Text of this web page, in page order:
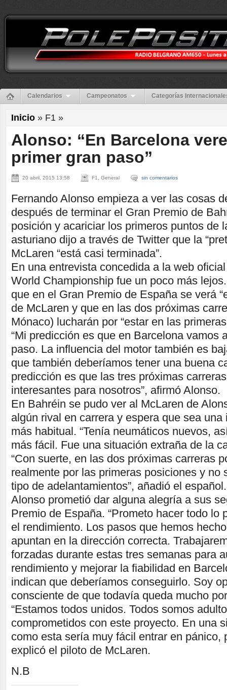
Calendarios Campeonatos Categorías
Inicio » F1 »
Alonso: “En Barcelona
primer gran paso”
20 abril, 2015 13:58 F1, General sin comentarios
Fernando Alonso empieza a ver las cosas
después de terminar el Gran Premio de
posición y acariciar los primeros puntos de
asturiano dijo a través de Twitter que la
McLaren “está casi terminada”.
En una entrevista concedida a la web
World Championship fue un poco más
que en el Gran Premio de España se verá
de McLaren y que en las dos próximas
Mónaco) lucharán por “estar en las
“Mi predicción es que en Barcelona vamos
paso. La influencia del motor también es
que también deberíamos tener una buena
predicción es que las tres próximas
interesantes para nosotros”, afirmó Alonso.
En Bahréin se pudo ver al McLaren de
algún rival en carrera y espera que sea una
más habitual. “Tenía neumáticos nuevos,
más fácil. Fue una situación extraña de la
“Con suerte, en las dos próximas carreras
realmente por las primeras posiciones y no
tipo de adelantamientos”, añadió el español.
Alonso prometió dar alguna alegría a sus
Premio de España. “Prometo hacer todo lo
el rendimiento. Los pasos que hemos
apuntan en la dirección correcta.
forzadas durante estas tres semanas para
rendimiento y mejorar la fiabilidad en
indican que deberíamos conseguirlo. Soy
consciente de que todavía queda mucho
“Estamos todos unidos. Todos somos
comprometidos con este proyecto. En una
como esta sería muy fácil entrar en pánico,
explicó el piloto de McLaren.
N.B